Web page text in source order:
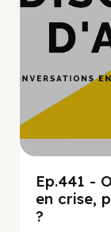
Ep.441 -
en crise,
?